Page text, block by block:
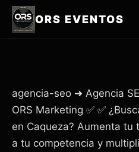
ORS EVENTOS
agencia-seo ➜ Agencia
ORS Marketing ✅ ✅
en Caqueza? Aumenta tu
a tu competencia y